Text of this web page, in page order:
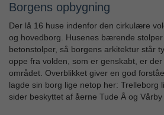
Borgens opbygning
Der lå 16 huse indenfor den cirkulære
og hovedborg. Husenes bærende
betonstolper, så borgens arkitektur står
oppe fra volden, som er genskabt, er
området. Overblikket giver en god
lagde sin borg lige netop her: Trelleborg
sider beskyttet af åerne Tude Å og Vårby